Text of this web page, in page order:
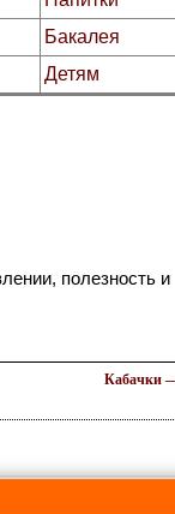
Бакалея
Детям
полезность и
Кабачки